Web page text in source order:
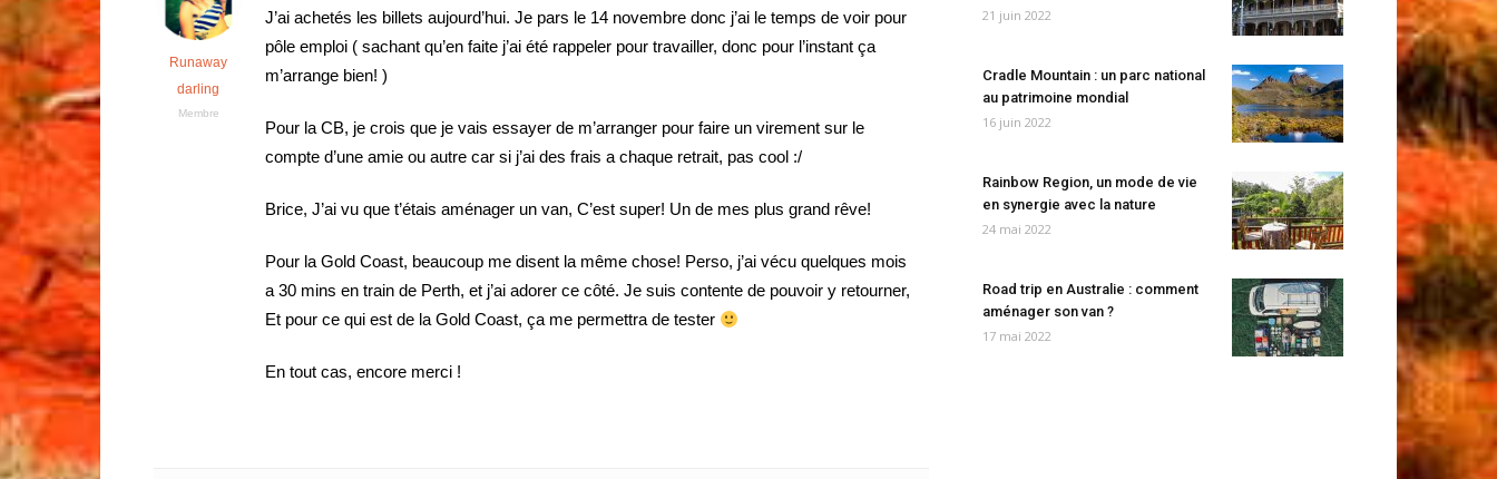
Runaway
darling
Membre
J’ai achetés les billets aujourd’hui. Je pars le 14 novembre donc j’ai le temps de voir pour
pôle emploi ( sachant qu’en faite j’ai été rappeler pour travailler, donc pour l’instant ça
m’arrange bien! )
Pour la CB, je crois que je vais essayer de m’arranger pour faire un virement sur le
compte d’une amie ou autre car si j’ai des frais a chaque retrait, pas cool :/
Brice, J’ai vu que t’étais aménager un van, C’est super! Un de mes plus grand rêve!
Pour la Gold Coast, beaucoup me disent la même chose! Perso, j’ai vécu quelques mois
a 30 mins en train de Perth, et j’ai adorer ce côté. Je suis contente de pouvoir y retourner,
Et pour ce qui est de la Gold Coast, ça me permettra de tester
En tout cas, encore merci !
21 juin 2022
Cradle Mountain : un parc national
au patrimoine mondial
16 juin 2022
Rainbow Region, un mode de vie
en synergie avec la nature
24 mai 2022
Road trip en Australie : comment
aménager son van ?
17 mai 2022